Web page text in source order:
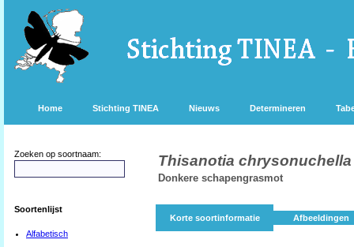
Home Stichting TINEA Nieuws Determineren
Zoeken op soortnaam:
Soortenlijst
Alfabetisch
Thisanotia chrysonuchella
Donkere schapengrasmot
Korte soortinformatie Afbeeldingen